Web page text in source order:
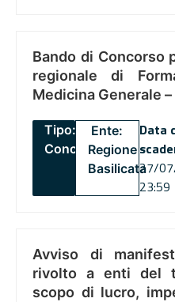
Bando di Concorso
regionale di
Medicina Generale
Tipo:
Concorsi
Ente:
Regione
Basilicata
Data
27/
23:59
Avviso di
rivolto a enti del
scopo di lucro,